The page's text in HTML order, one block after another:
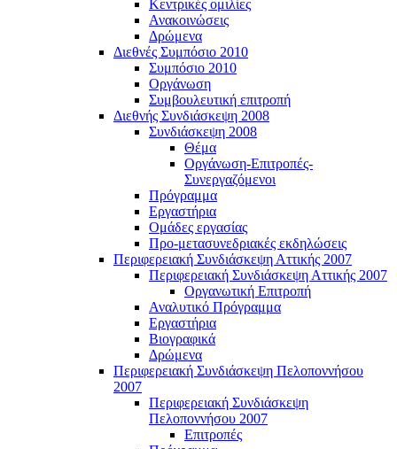
Κεντρικές ομιλίες
Ανακοινώσεις
Δρώμενα
Διεθνές Συμπόσιο 2010
Συμπόσιο 2010
Οργάνωση
Συμβουλευτική επιτροπή
Διεθνής Συνδιάσκεψη 2008
Συνδιάσκεψη 2008
Θέμα
Οργάνωση-Επιτροπές-
Συνεργαζόμενοι
Πρόγραμμα
Εργαστήρια
Ομάδες εργασίας
Προ-μετασυνεδριακές εκδηλώσεις
Περιφερειακή Συνδιάσκεψη Αττικής 2007
Περιφερειακή Συνδιάσκεψη Αττικής 2007
Οργανωτική Επιτροπή
Αναλυτικό Πρόγραμμα
Εργαστήρια
Βιογραφικά
Δρώμενα
Περιφερειακή Συνδιάσκεψη Πελοποννήσου
2007
Περιφερειακή Συνδιάσκεψη
Πελοποννήσου 2007
Επιτροπές